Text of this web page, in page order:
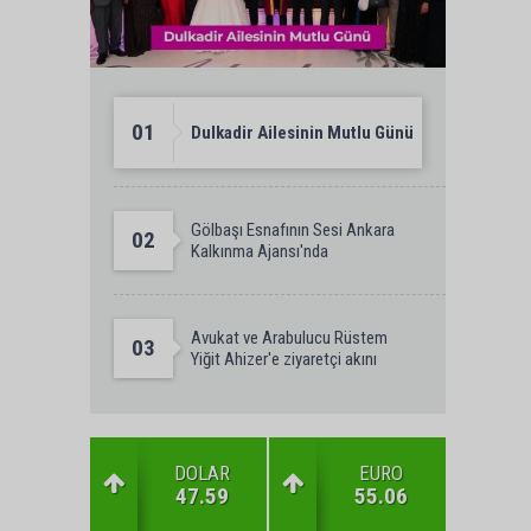
01 Dulkadir Ailesinin Mutlu Günü
02
Gölbaşı Esnafının Sesi Ankara
Kalkınma Ajansı'nda
03
Avukat ve Arabulucu Rüstem
Yiğit Ahizer'e ziyaretçi akını
DOLAR
47.59
EURO
55.06